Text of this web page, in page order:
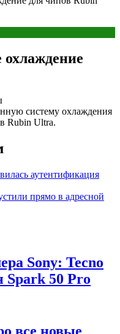
систему охлаждения
Rubin Ultra.
аутентификация
прямо в адресной
Sony: Tecno
Spark 50 Pro